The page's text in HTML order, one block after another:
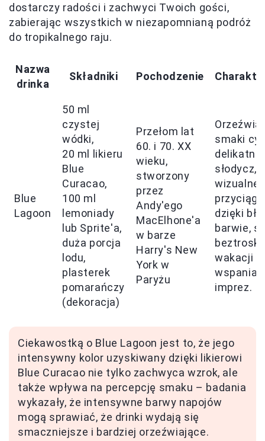
dostarczy radości i zachwyci Twoich gości,
zabierając wszystkich w niezapomnianą podróż
do tropikalnego raju.
Nazwa
drinka
Składniki Pochodzenie
Blue
Lagoon
50 ml
czystej
wódki,
20 ml likieru
Blue
Curacao,
100 ml
lemoniady
lub Sprite'a,
duża porcja
lodu,
plasterek
pomarańczy
(dekoracja)
Przełom lat
60. i 70. XX
wieku,
stworzony
przez
Andy'ego
MacElhone'a
w barze
Harry's New
York w
Paryżu
smaki
delikatna
słodycz,
wizualne
dzięki
barwie,
wakacji i
imprez.
Ciekawostką o Blue Lagoon jest to, że jego
intensywny kolor uzyskiwany dzięki likierowi
Blue Curacao nie tylko zachwyca wzrok, ale
także wpływa na percepcję smaku – badania
wykazały, że intensywne barwy napojów
mogą sprawiać, że drinki wydają się
smaczniejsze i bardziej orzeźwiające.